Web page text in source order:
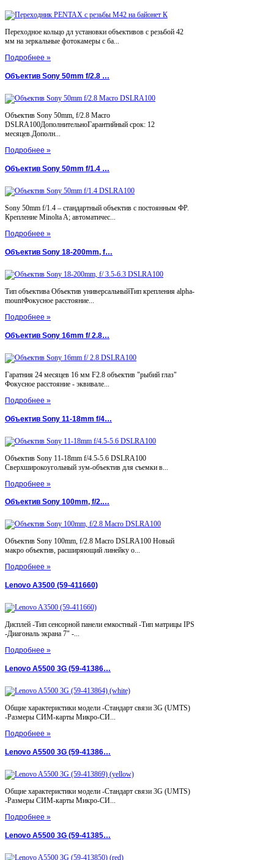
Переходное кольцо дл установки объективов с резьбой 42
мм на зеркальные фотокамеры с ба...
Подробнее »
Объектив Sony 50mm f/2.8 …
Объектив Sony 50mm, f/2.8 Macro
DSLRA100ДополнительноГарантийный срок: 12
месяцев.Дополн...
Подробнее »
Объектив Sony 50mm f/1.4 …
Sony 50mm f/1.4 – стандартный объектив с постоянным ФР.
Крепление Minolta A; автоматичес...
Подробнее »
Объектив Sony 18-200mm, f…
Тип объектива Объектив универсальныйТип крепления alpha-
mountФокусное расстояние...
Подробнее »
Объектив Sony 16mm f/ 2.8…
Гаратния 24 месяцев 16 мм F2.8 объектив "рыбий глаз"
Фокусное расстояние - эквивале...
Подробнее »
Объектив Sony 11-18mm f/4…
Объектив Sony 11-18mm f/4.5-5.6 DSLRA100
Сверхширокоугольный зум-объектив для съемки в...
Подробнее »
Объектив Sony 100mm, f/2.…
Объектив Sony 100mm, f/2.8 Macro DSLRA100 Новый
макро объектив, расширяющий линейку о...
Подробнее »
Lenovo A3500 (59-411660)
Дисплей -Тип сенсорной панели емкостный -Тип матрицы IPS
-Диагональ экрана 7" -...
Подробнее »
Lenovo A5500 3G (59-41386…
Общие характеристики модели -Стандарт связи 3G (UMTS)
-Размеры СИМ-карты Микро-СИ...
Подробнее »
Lenovo A5500 3G (59-41386…
Общие характеристики модели -Стандарт связи 3G (UMTS)
-Размеры СИМ-карты Микро-СИ...
Подробнее »
Lenovo A5500 3G (59-41385…